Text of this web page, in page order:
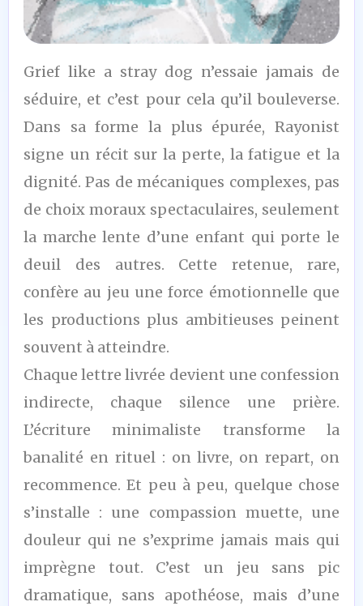
8
/10
Grief like a stray dog n’essaie jamais de
séduire, et c’est pour cela qu’il bouleverse.
Dans sa forme la plus épurée, Rayonist
signe un récit sur la perte, la fatigue et la
dignité. Pas de mécaniques complexes, pas
de choix moraux spectaculaires, seulement
la marche lente d’une enfant qui porte le
deuil des autres. Cette retenue, rare,
confère au jeu une force émotionnelle que
les productions plus ambitieuses peinent
souvent à atteindre.
Chaque lettre livrée devient une confession
indirecte, chaque silence une prière.
L’écriture minimaliste transforme la
banalité en rituel : on livre, on repart, on
recommence. Et peu à peu, quelque chose
s’installe : une compassion muette, une
douleur qui ne s’exprime jamais mais qui
imprègne tout. C’est un jeu sans pic
dramatique, sans apothéose, mais d’une